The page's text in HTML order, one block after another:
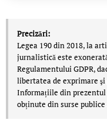
Precizări:
Legea 190 din 2018, la
jurnalistică este
Regulamentului GDPR,
libertatea de exprimare
Informațiile din
obținute din surse publice